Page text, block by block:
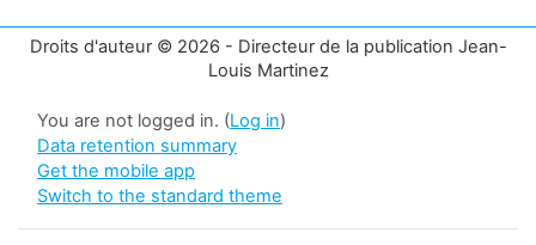
Droits d'auteur © 2026 - Directeur de la publication Jean-
Louis Martinez
You are not logged in. (Log in)
Data retention summary
Get the mobile app
Switch to the standard theme